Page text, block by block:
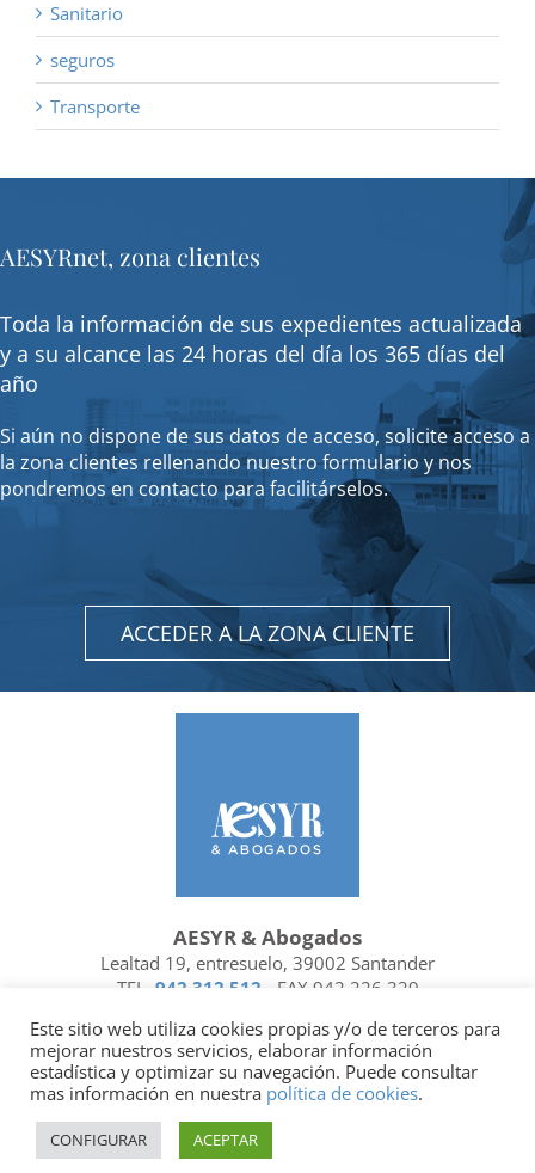
Sanitario
seguros
Transporte
AESYRnet, zona clientes
Toda la información de sus expedientes actualizada
y a su alcance las 24 horas del día los 365 días del
año
Si aún no dispone de sus datos de acceso, solicite acceso a
la zona clientes rellenando nuestro formulario y nos
pondremos en contacto para facilitárselos.
ACCEDER A LA ZONA CLIENTE
AESYR & Abogados
Lealtad 19, entresuelo, 39002 Santander
TEL. 942 312 512 - FAX 942 226 329
FacebookLinkedin
Socio de | Miembro de
Política de privacidad
Este sitio web utiliza cookies propias y/o de terceros para
mejorar nuestros servicios, elaborar información
estadística y optimizar su navegación. Puede consultar
mas información en nuestra política de cookies.
CONFIGURAR ACEPTAR